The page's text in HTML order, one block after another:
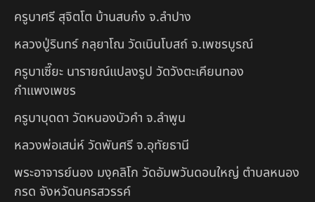
ครูบาศรี สุจิตโต บ้านสบก๋ง จ.ลำปาง
หลวงปู่รินทร์ กลฺยาโณ วัดเนินโบสถ์ จ.เพชรบูรณ์
ครูบาเซี๊ยะ นารายณ์แปลงรูป วัดวังตะเคียนทอง
กำแพงเพชร
ครูบาบุดดา วัดหนองบัวคํา จ.ลําพูน
หลวงพ่อเสน่ห์ วัดพันศรี จ.อุทัยธานี
พระอาจารย์นอง มงฺคลิโก วัดอัมพวันดอนใหญ่ ตำบลหนอง
กรด จังหวัดนครสวรรค์